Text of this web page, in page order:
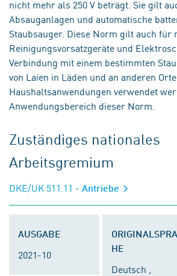
nicht mehr als 250 V beträgt. Sie gilt
Absauganlagen und automatische
Staubsauger. Diese Norm gilt auch für
Reinigungsvorsatzgeräte und
Verbindung mit einem bestimmten
von Laien in Läden und an anderen
Haushaltsanwendungen verwendet
Anwendungsbereich dieser Norm.
Zuständiges nationales
Arbeitsgremium
DKE/UK 511.11 - Antriebe
AUSGABE
2021-10
HE
Deutsch ,